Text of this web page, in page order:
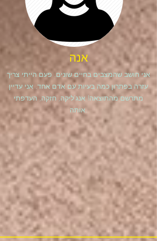
אנה
אני חושב שהמצבים בחיים שונים. פעם הייתי צריך
עזרה בפתרון כמה בעיות עם אדם אחד. אני עדיין
מתרשם מהתוצאה! אנג'ליקה, חזקה, העדפתי
אותה.